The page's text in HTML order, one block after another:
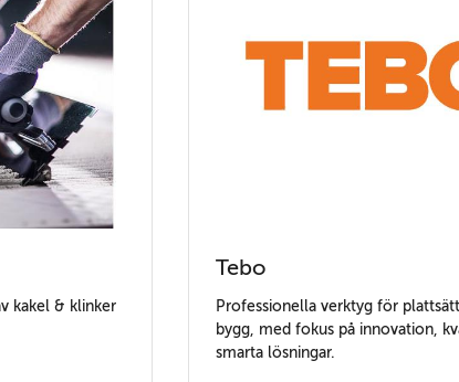
kakel & klinker
Tebo
Professionella verktyg för
bygg, med fokus på innovation,
smarta lösningar.